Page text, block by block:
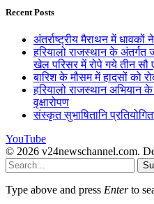
Recent Posts
अंतर्राष्ट्रीय मैराथन में धावकों
हरियालो राजस्थान के
खेल परिसर में रोपे गये तीन सौ
बारिश के मौसम में हादसों को
हरियालो राजस्थान अभियान
वृक्षारोपण
संस्कृत सुभाषितानि
YouTube
© 2026 v24newschannel.com.
Type above and press Enterto